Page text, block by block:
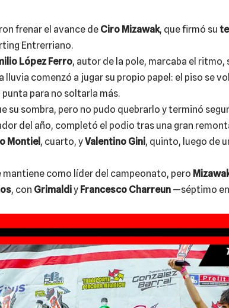
frenar el avance de Ciro Mizawak, que firmó su
Entrerriano.
López Ferro, autor de la pole, marcaba el ritmo,
lluvia comenzó a jugar su propio papel: el piso se
para no soltarla más.
su sombra, pero no pudo quebrarlo y terminó
del año, completó el podio tras una gran
Montiel , cuarto, yValentino Gini, quinto, luego de
mantiene como líder del campeonato, pero
, con Grimaldiy Francesco Charreun —séptimo